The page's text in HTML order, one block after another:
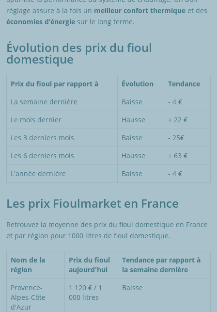
réglage assure à la fois un meilleur confort thermique et des
économies d’énergie sur le long terme.
Évolution des prix du fioul
domestique
Prix du fioul par rapport à Évolution
Tendance
La semaine dernière
Baisse
- 4 €
Le mois dernier
Hausse
+ 22 €
Les 3 derniers mois
Baisse
- 25€
Les 6 derniers mois
Hausse
+ 63 €
L'année dernière
Baisse - 4 €
Les prix Fioulmarket en France
Retrouvez la moyenne des prix du fioul domestique en France
et par région pour 1000 litres de fioul domestique.
Nom de la
région
Prix du fioul
aujourd'hui
Tendance par rapport à
la semaine dernière
Provence-
Alpes-Côte
d'Azur
1 120 € / 1
000 litres
Baisse